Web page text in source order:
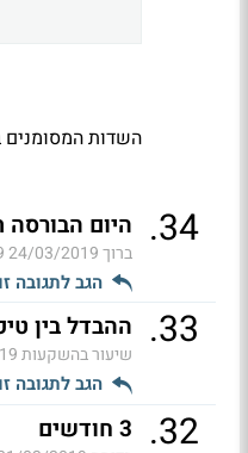
השדות המסומנים
34
. היום
ברוך24/03/2019 08:19
הגב לתגובה
33
. ההבדל בין
שיעור בהשקעות
הגב לתגובה
32
. 3 חודשים